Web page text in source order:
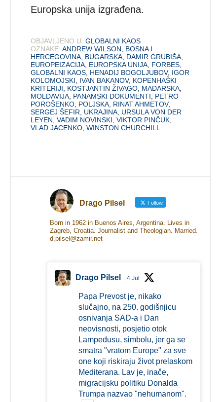
Europska unija izgrađena.
OBJAVLJENO U: GLOBALNI KAOS
OZNAKE: ANDREW WILSON
BOSNA I
HERCEGOVINA BUGARSKA DAMIR GRUBIŠA
EUROPEIZACIJA EUROPSKA UNIJA FORBES
GLOBALNI KAOS HENADIJ BOGOLJUBOV, IGOR
KOLOMOJSKI
IVAN BAKANOV, KOPENHAŠKI
KRITERIJI
KOSTJANTIN ŽIVAGO MAĐARSKA
MOLDAVIJA PANAMSKI DOKUMENTI
PETRO
POROŠENKO POLJSKA RINAT AHMETOV,
SERGEJ ŠEFIR
UKRAJINA URSULA VON DER
LEYEN ,VADIM NOVINSKI ,VIKTOR PINČUK
VLAD JACENKO ,WINSTON CHURCHILL
Drago Pilsel Follow
Born in 1962 in Buenos Aires, Argentina. Lives in
Zagreb, Croatia. Journalist and Theologian. Married.
d.pilsel@zamir.net
Drago Pilsel 4 Jul
Papa Prevost je, nikako
slučajno, na 250. godišnjicu
osnivanja SAD-a i Dan
neovisnosti, posjetio otok
Lampedusu, simbolu, jer ga se
smatra "vratom Europe" za sve
one koji riskiraju život prelaskom
Mediterana. Lav je, inače,
migracijsku politiku Donalda
Trumpa nazvao "nehumanom".